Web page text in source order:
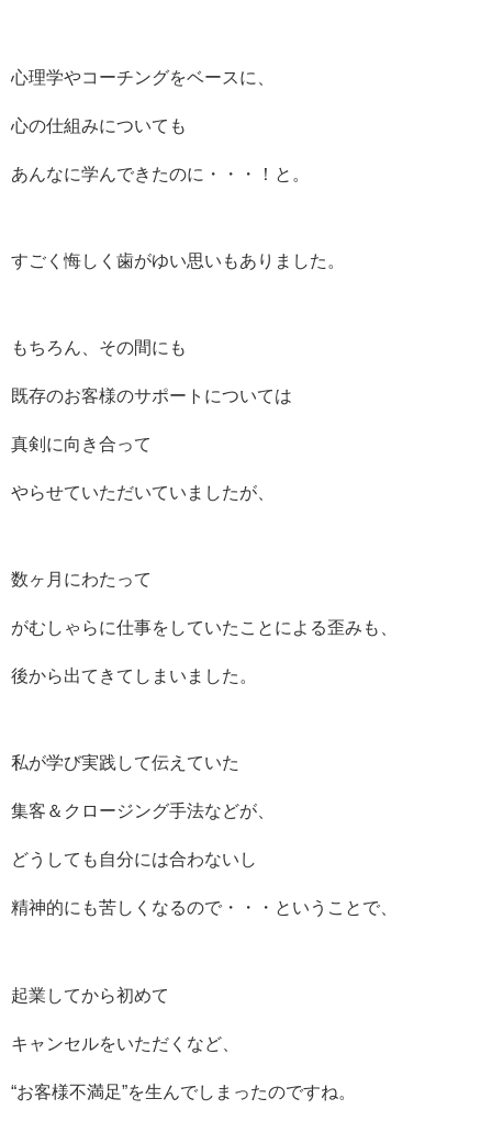
心理学やコーチングをベースに、
心の仕組みについても
あんなに学んできたのに・・・！と。
すごく悔しく歯がゆい思いもありました。
もちろん、その間にも
既存のお客様のサポートについては
真剣に向き合って
やらせていただいていましたが、
数ヶ月にわたって
がむしゃらに仕事をしていたことによる歪みも、
後から出てきてしまいました。
私が学び実践して伝えていた
集客＆クロージング手法などが、
どうしても自分には合わないし
精神的にも苦しくなるので・・・ということで、
起業してから初めて
キャンセルをいただくなど、
“お客様不満足”を生んでしまったのですね。